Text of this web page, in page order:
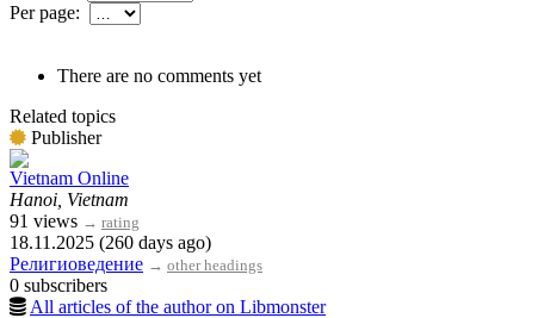
Per page:
There are no comments yet
Related topics
Publisher
Vietnam Online
Hanoi, Vietnam
91 views → rating
18.11.2025 (260 days ago)
Религиоведение → other headings
0 subscribers
All articles of the author on Libmonster